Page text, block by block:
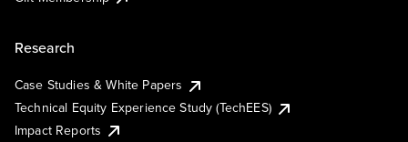
Research
Case Studies & White Papers
Technical Equity Experience Study (TechEES)
Impact Reports